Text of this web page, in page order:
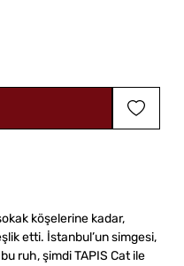
köşelerine kadar,
etti. İstanbul’un simgesi,
ruh, şimdi TAPIS Cat ile